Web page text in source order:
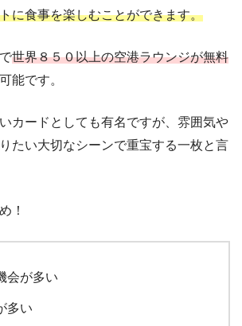
に食事を楽しむことができます。
世界８５０以上の空港ラウンジが無料
能です。
カードとしても有名ですが、雰囲気や
たい大切なシーンで重宝する一枚と言
！
会が多い
多い